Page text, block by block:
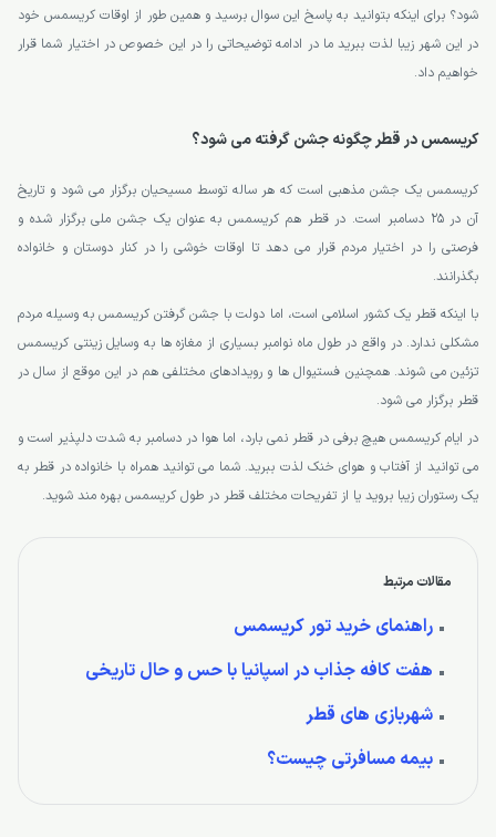
شود؟ برای اینکه بتوانید به پاسخ این سوال برسید و همین طور از اوقات کریسمس خود
در این شهر زیبا لذت ببرید ما در ادامه توضیحاتی را در این خصوص در اختیار شما قرار
خواهیم داد.
کریسمس در قطر چگونه جشن گرفته می شود؟
کریسمس یک جشن مذهبی است که هر ساله توسط مسیحیان برگزار می شود و تاریخ
آن در 25 دسامبر است. در قطر هم کریسمس به عنوان یک جشن ملی برگزار شده و
فرصتی را در اختیار مردم قرار می دهد تا اوقات خوشی را در کنار دوستان و خانواده
بگذرانند.
با اینکه قطر یک کشور اسلامی است، اما دولت با جشن گرفتن کریسمس به وسیله مردم
مشکلی ندارد. در واقع در طول ماه نوامبر بسیاری از مغازه ها به وسایل زینتی کریسمس
تزئین می شوند. همچنین فستیوال ها و رویدادهای مختلفی هم در این موقع از سال در
قطر برگزار می شود.
در ایام کریسمس هیچ برفی در قطر نمی بارد، اما هوا در دسامبر به شدت دلپذیر است و
می توانید از آفتاب و هوای خنک لذت ببرید. شما می توانید همراه با خانواده در قطر به
یک رستوران زیبا بروید یا از تفریحات مختلف قطر در طول کریسمس بهره مند شوید.
مقالات مرتبط
راهنمای خرید تور کریسمس
هفت کافه جذاب در اسپانیا با حس و حال تاریخی
شهربازی های قطر
بیمه مسافرتی چیست؟